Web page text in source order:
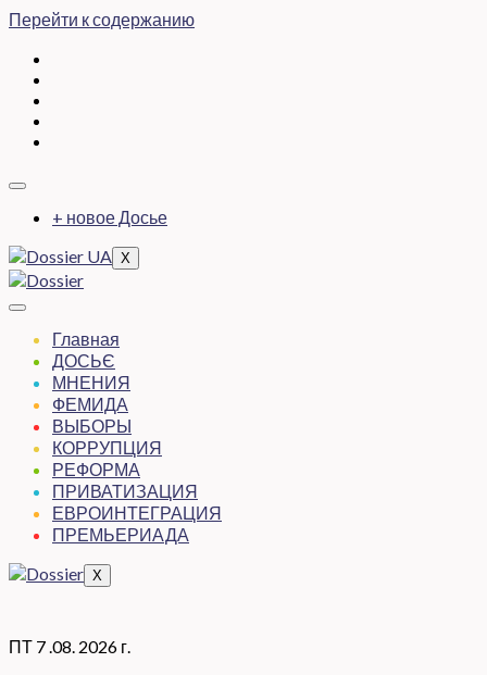
Перейти к содержанию
+ новое Досье
X
Главная
ДОСЬЄ
МНЕНИЯ
ФЕМИДА
ВЫБОРЫ
КОРРУПЦИЯ
РЕФОРМА
ПРИВАТИЗАЦИЯ
ЕВРОИНТЕГРАЦИЯ
ПРЕМЬЕРИАДА
X
ПТ 7 .08. 2026 г.